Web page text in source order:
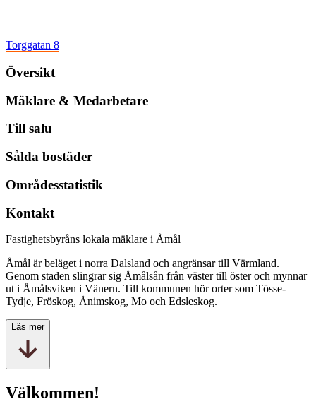
Torggatan 8
Översikt
Mäklare & Medarbetare
Till salu
Sålda bostäder
Områdesstatistik
Kontakt
Fastighetsbyråns lokala mäklare i Åmål
Åmål är beläget i norra Dalsland och angränsar till Värmland.
Genom staden slingrar sig Åmålsån från väster till öster och mynnar
ut i Åmålsviken i Vänern. Till kommunen hör orter som Tösse-
Tydje, Fröskog, Ånimskog, Mo och Edsleskog.
Läs mer
Välkommen!